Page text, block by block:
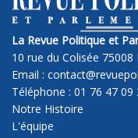
La Revue Politique et
10 rue du Colisée 75008
Email :
Téléphone : 01 76 47 09
Notre Histoire
L'équipe